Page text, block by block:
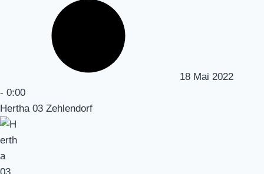
18 Mai 2022
- 0:00
Hertha 03 Zehlendorf